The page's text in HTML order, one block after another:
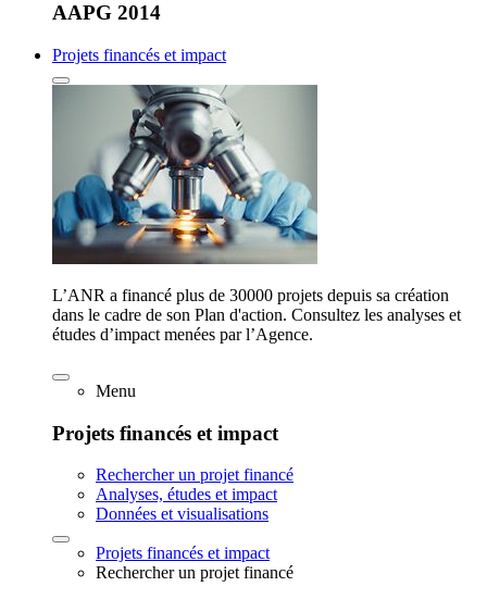
AAPG 2014
Projets financés et impact
L’ANR a financé plus de 30000 projets depuis sa création
dans le cadre de son Plan d'action. Consultez les analyses et
études d’impact menées par l’Agence.
Menu
Projets financés et impact
Rechercher un projet financé
Analyses, études et impact
Données et visualisations
Projets financés et impact
Rechercher un projet financé